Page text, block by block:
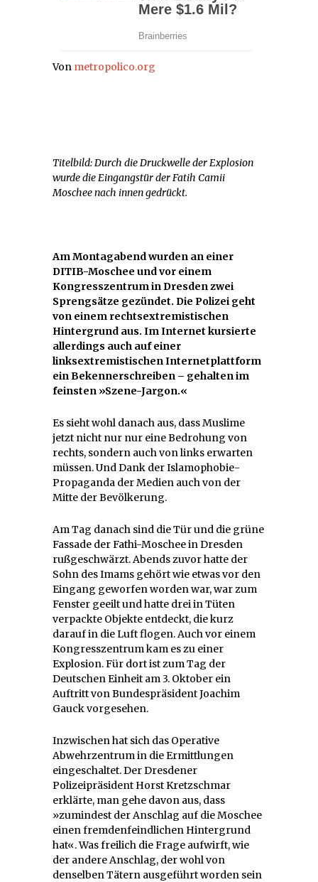
Von metropolico.org
Titelbild: Durch die Druckwelle der Explosion
wurde die Eingangstür der Fatih Camii
Moschee nach innen gedrückt.
Am Montagabend wurden an einer
DITIB-Moschee und vor einem
Kongresszentrum in Dresden zwei
Sprengsätze gezündet. Die Polizei geht
von einem rechtsextremistischen
Hintergrund aus. Im Internet kursierte
allerdings auch auf einer
linksextremistischen Internetplattform
ein Bekennerschreiben – gehalten im
feinsten »Szene-Jargon.«
Es sieht wohl danach aus, dass Muslime
jetzt nicht nur nur eine Bedrohung von
rechts, sondern auch von links erwarten
müssen. Und Dank der Islamophobie-
Propaganda der Medien auch von der
Mitte der Bevölkerung.
Am Tag danach sind die Tür und die grüne
Fassade der Fathi-Moschee in Dresden
rußgeschwärzt. Abends zuvor hatte der
Sohn des Imams gehört wie etwas vor den
Eingang geworfen worden war, war zum
Fenster geeilt und hatte drei in Tüten
verpackte Objekte entdeckt, die kurz
darauf in die Luft flogen. Auch vor einem
Kongresszentrum kam es zu einer
Explosion. Für dort ist zum Tag der
Deutschen Einheit am 3. Oktober ein
Auftritt von Bundespräsident Joachim
Gauck vorgesehen.
Inzwischen hat sich das Operative
Abwehrzentrum in die Ermittlungen
eingeschaltet. Der Dresdener
Polizeipräsident Horst Kretzschmar
erklärte, man gehe davon aus, dass
»zumindest der Anschlag auf die Moschee
einen fremdenfeindlichen Hintergrund
hat«. Was freilich die Frage aufwirft, wie
der andere Anschlag, der wohl von
denselben Tätern ausgeführt worden sein